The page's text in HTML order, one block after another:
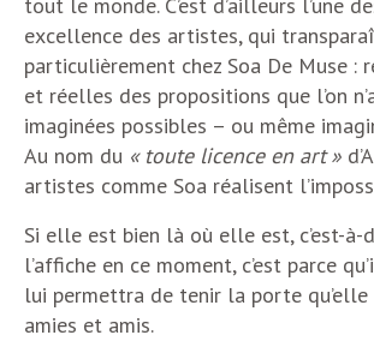
tout le monde. C’est d’ailleurs l’une
excellence des artistes, qui
particulièrement chez Soa De Muse :
et réelles des propositions que l’on
imaginées possibles – ou même
Au nom du « toute licence en art »
artistes comme Soa réalisent
Si elle est bien là où elle est, c’est-à-
l’affiche en ce moment, c’est parce
lui permettra de tenir la porte
amies et amis.